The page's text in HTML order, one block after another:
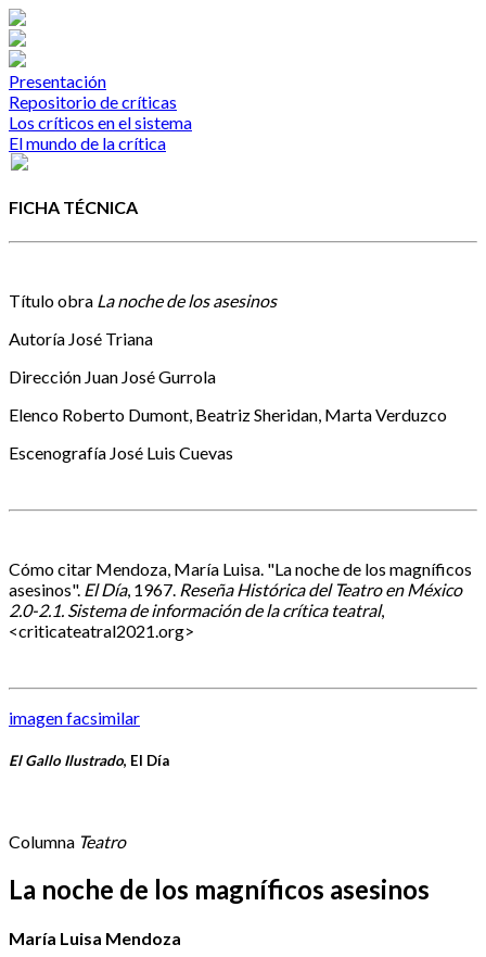
Presentación
Repositorio de críticas
Los críticos en el sistema
El mundo de la crítica
FICHA TÉCNICA
Título obra La noche de los asesinos
Autoría José Triana
Dirección Juan José Gurrola
Elenco Roberto Dumont, Beatriz Sheridan, Marta Verduzco
Escenografía José Luis Cuevas
Cómo citar Mendoza, María Luisa. "La noche de los magníficos
asesinos". El Día, 1967. Reseña Histórica del Teatro en México
2.0-2.1. Sistema de información de la crítica teatral,
<criticateatral2021.org>
imagen facsimilar
El Gallo Ilustrado, El Día
Columna Teatro
La noche de los magníficos asesinos
María Luisa Mendoza